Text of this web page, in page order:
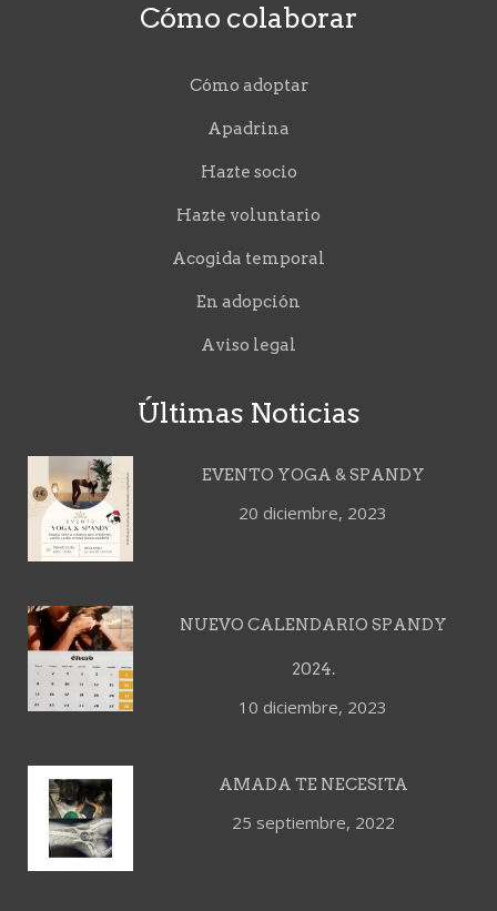
Cómo colaborar
Cómo adoptar
Apadrina
Hazte socio
Hazte voluntario
Acogida temporal
En adopción
Aviso legal
Últimas Noticias
EVENTO YOGA & SPANDY
20 diciembre, 2023
NUEVO CALENDARIO SPANDY
2024.
10 diciembre, 2023
AMADA TE NECESITA
25 septiembre, 2022